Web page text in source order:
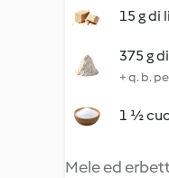
15 g di
375 g
+ q. b.
1 ½
Mele ed